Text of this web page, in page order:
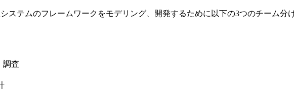
ステムのフレームワークをモデリング、開発するために以下の3つのチーム分
調査